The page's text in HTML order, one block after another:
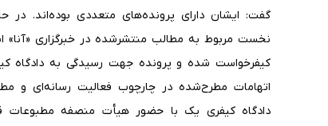
گفت: ایشان دارای پرونده‌های متعددی بوده‌اند. در
نخست مربوط به مطالب منتشرشده در خبرگزاری
کیفرخواست شده و پرونده جهت رسیدگی به دادگاه
اتهامات مطرح‌شده در چارچوب فعالیت رسانه‌ای و
دادگاه کیفری یک با حضور هیأت منصفه مطبوعات